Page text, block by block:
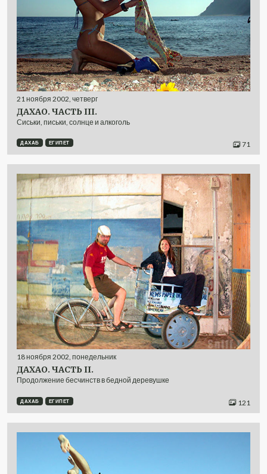
21 ноября 2002 четверг
ДАХАО. ЧАСТЬ III.
Сиськи, письки, солнце и алкоголь
ДАХАБ ЕГИПЕТ 71
18ноября 2002, понедельник
ДАХАО. ЧАСТЬ II.
Продолжение бесчинств в бедной деревушке
ДАХАБ ЕГИПЕТ 121